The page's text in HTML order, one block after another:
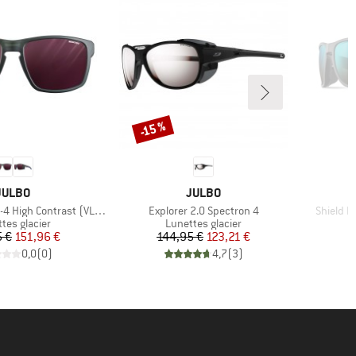
Contrast (VLT 4-86%)
group
glacier
Prix
€Prix réduit
151,96 €
0,0(0)
MARQUE
JULBO
Article
Explorer 2.0 Spectron 4
Product group
Lunettes glacier
Prix
144,95 €Prix réduit
123,21 €
4,7(3)
Remise
-15 %
Article
Shield